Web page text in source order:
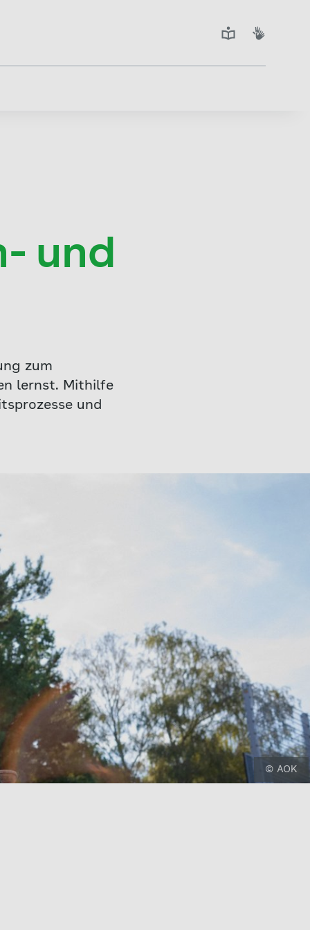
und
zum
lernst. Mithilfe
und
© AOK